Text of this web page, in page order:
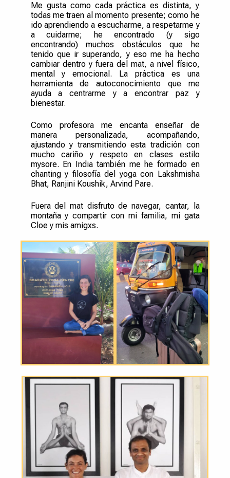
Me gusta como cada práctica es distinta, y
todas me traen al momento presente; como he
ido aprendiendo a escucharme, a respetarme y
a cuidarme; he encontrado (y sigo
encontrando) muchos obstáculos que he
tenido que ir superando, y eso me ha hecho
cambiar dentro y fuera del mat, a nivel físico,
mental y emocional. La práctica es una
herramienta de autoconocimiento que me
ayuda a centrarme y a encontrar paz y
bienestar.
Como profesora me encanta enseñar de
manera personalizada, acompañando,
ajustando y transmitiendo esta tradición con
mucho cariño y respeto en clases estilo
mysore. En India también me he formado en
chanting y filosofía del yoga con Lakshmisha
Bhat, Ranjini Koushik, Arvind Pare.
Fuera del mat disfruto de navegar, cantar, la
montaña y compartir con mi familia, mi gata
Cloe y mis amigxs.